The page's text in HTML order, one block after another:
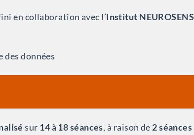
en collaboration avec l’Institut NEUROSENS
données
sur 14 à 18 séances, à raison de 2 séances